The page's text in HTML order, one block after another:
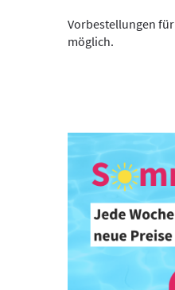
Vorbestellungen für
möglich.